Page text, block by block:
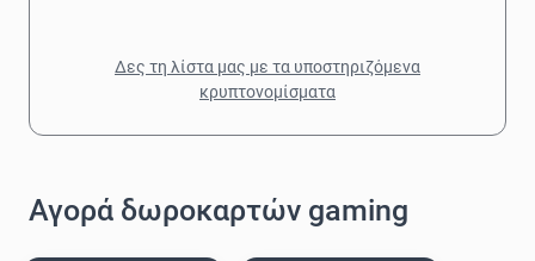
Δες τη λίστα μας με τα υποστηριζόμενα
κρυπτονομίσματα
Αγορά δωροκαρτών gaming